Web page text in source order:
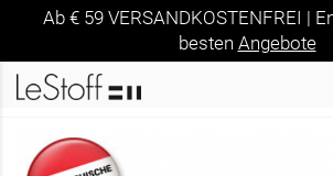
Ab € 59 VERSANDKOSTENFREI |
besten Angebote